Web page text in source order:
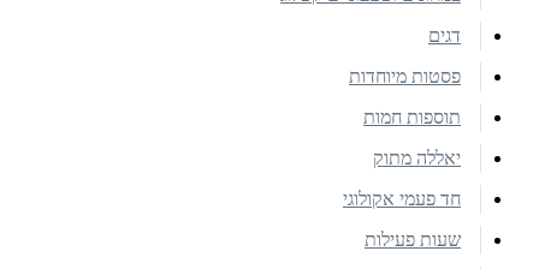
דגים
פסטות מיוחדות
תוספות חמות
יאללה מתוק
חד פעמי אקולוגי
שעות פעילות